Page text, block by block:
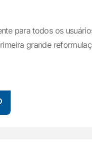
para todos os
grande